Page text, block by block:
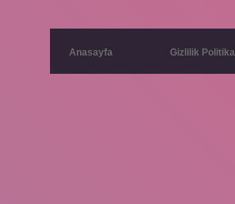
Anasayfa Gizlilik